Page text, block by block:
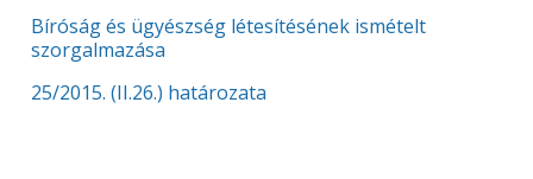
Bíróság és ügyészség létesítésének ismételt
szorgalmazása
25/2015. (II.26.) határozata